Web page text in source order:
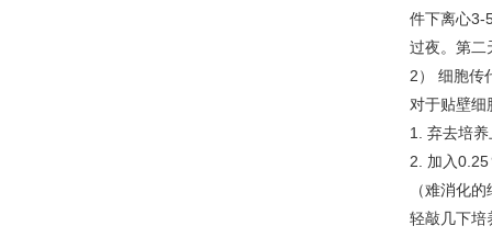
件下离心3-
过夜。第二
2） 细胞传
对于贴壁细
1. 弃去培
2. 加入
（难消化
轻敲几下培